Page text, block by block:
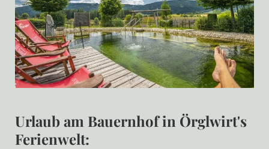
Urlaub am Bauernhof in Örglwirt's
Ferienwelt: